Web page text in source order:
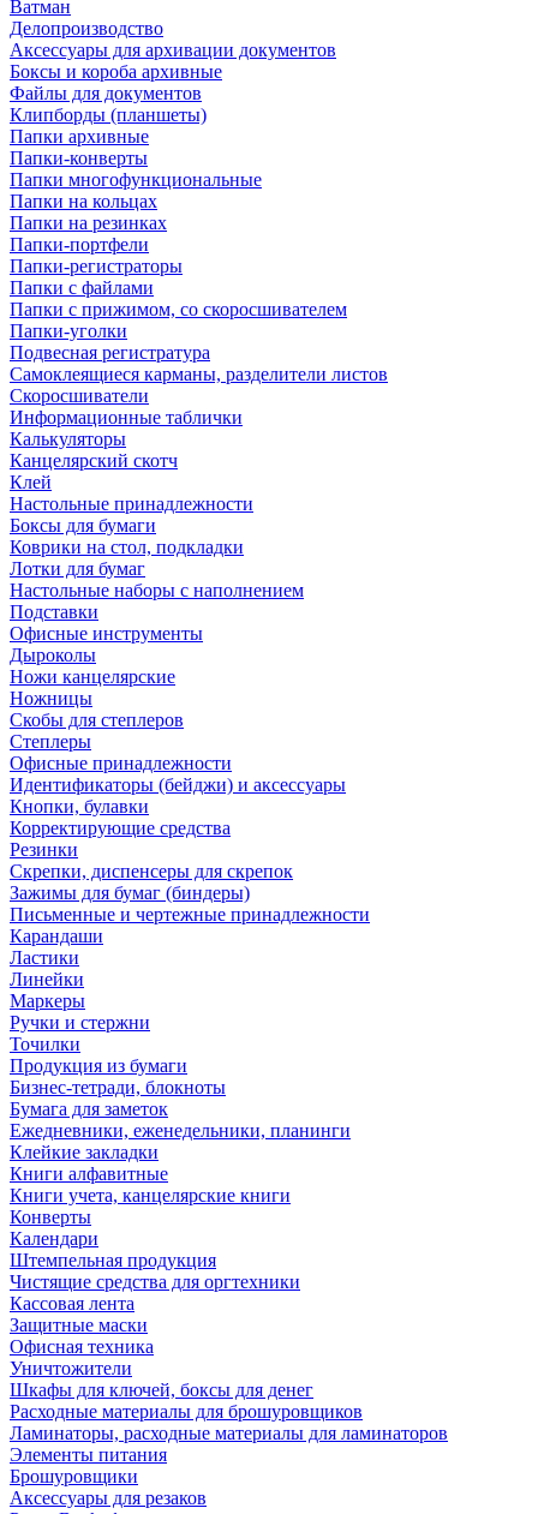
Ватман
Делопроизводство
Аксессуары для архивации документов
Боксы и короба архивные
Файлы для документов
Клипборды (планшеты)
Папки архивные
Папки-конверты
Папки многофункциональные
Папки на кольцах
Папки на резинках
Папки-портфели
Папки-регистраторы
Папки с файлами
Папки с прижимом, со скоросшивателем
Папки-уголки
Подвесная регистратура
Самоклеящиеся карманы, разделители листов
Скоросшиватели
Информационные таблички
Калькуляторы
Канцелярский скотч
Клей
Настольные принадлежности
Боксы для бумаги
Коврики на стол, подкладки
Лотки для бумаг
Настольные наборы с наполнением
Подставки
Офисные инструменты
Дыроколы
Ножи канцелярские
Ножницы
Скобы для степлеров
Степлеры
Офисные принадлежности
Идентификаторы (бейджи) и аксессуары
Кнопки, булавки
Корректирующие средства
Резинки
Скрепки, диспенсеры для скрепок
Зажимы для бумаг (биндеры)
Письменные и чертежные принадлежности
Карандаши
Ластики
Линейки
Маркеры
Ручки и стержни
Точилки
Продукция из бумаги
Бизнес-тетради, блокноты
Бумага для заметок
Ежедневники, еженедельники, планинги
Клейкие закладки
Книги алфавитные
Книги учета, канцелярские книги
Конверты
Календари
Штемпельная продукция
Чистящие средства для оргтехники
Кассовая лента
Защитные маски
Офисная техника
Уничтожители
Шкафы для ключей, боксы для денег
Расходные материалы для брошуровщиков
Ламинаторы, расходные материалы для ламинаторов
Элементы питания
Брошуровщики
Аксессуары для резаков